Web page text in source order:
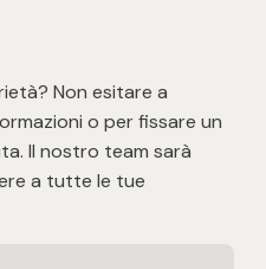
Non esitare a
o per fissare un
Il nostro team sarà
a tutte le tue